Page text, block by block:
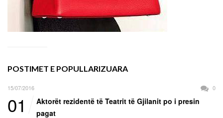
POSTIMET E POPULLARIZUARA
15/07/2016 0
01
Aktorët rezidentë të Teatrit të Gjilanit po i presin
pagat